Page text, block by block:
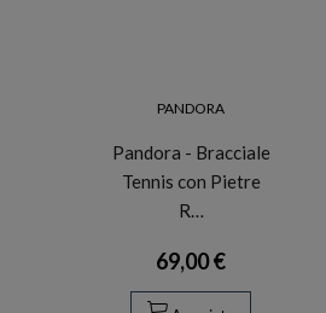
PANDORA
Pandora - Bracciale
Tennis con Pietre
R…
69,00 €